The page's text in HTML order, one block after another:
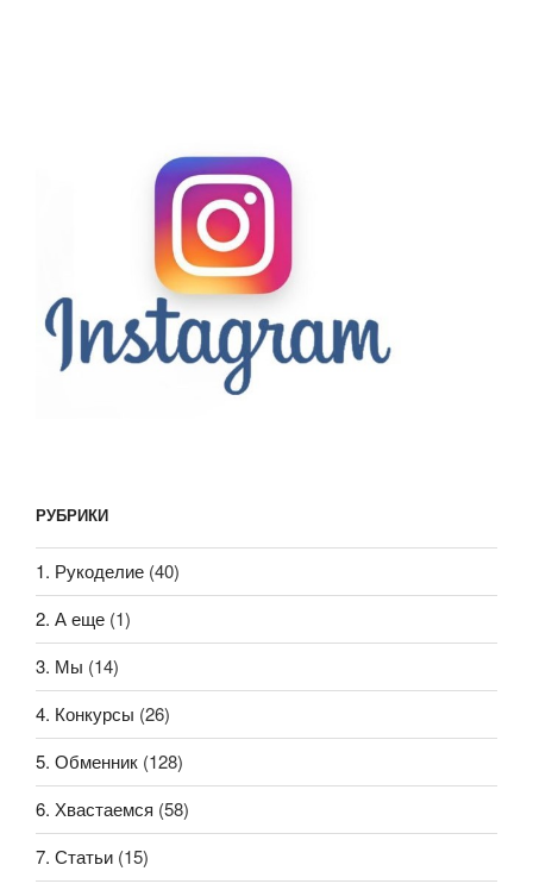
РУБРИКИ
1. Рукоделие (40)
2. А еще (1)
3. Мы (14)
4. Конкурсы (26)
5. Обменник (128)
6. Хвастаемся (58)
7. Статьи (15)